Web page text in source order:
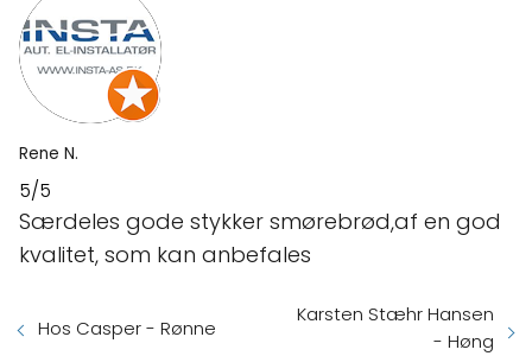
Rene N.
5/5
Særdeles gode stykker smørebrød,af en god
kvalitet, som kan anbefales
Hos Casper - Rønne
Karsten Stæhr Hansen
- Høng